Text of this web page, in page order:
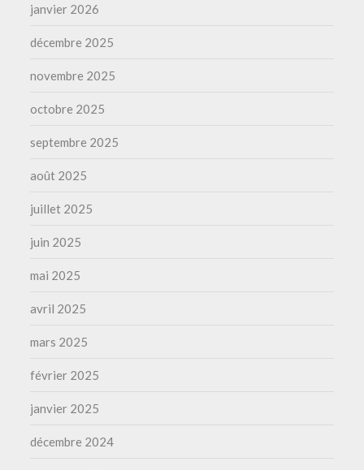
janvier 2026
décembre 2025
novembre 2025
octobre 2025
septembre 2025
août 2025
juillet 2025
juin 2025
mai 2025
avril 2025
mars 2025
février 2025
janvier 2025
décembre 2024